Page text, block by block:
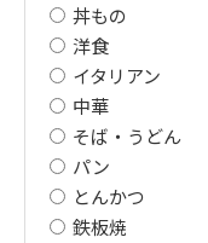
丼もの
洋食
イタリアン
中華
そば・うどん
パン
とんかつ
鉄板焼